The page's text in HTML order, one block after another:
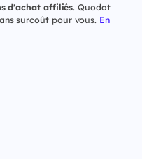
d'achat affiliés. Quodat
surcoût pour vous. En